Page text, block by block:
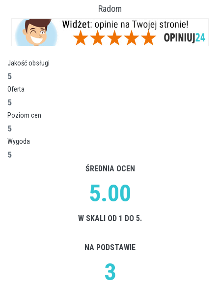
Radom
Jakość obsługi
5
Oferta
5
Poziom cen
5
Wygoda
5
ŚREDNIA OCEN
5.00
W SKALI OD 1 DO 5.
NA PODSTAWIE
3